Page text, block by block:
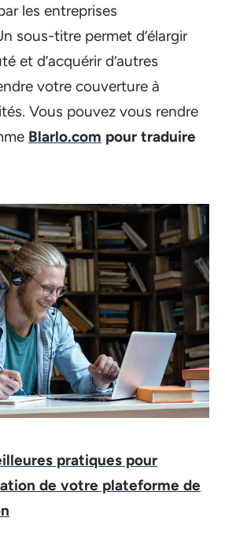
les entreprises
sous-titre permet d’élargir
et d’acquérir d’autres
votre couverture à
Vous pouvez vous rendre
Blarlo.com pour traduire
pratiques pour
de votre plateforme de